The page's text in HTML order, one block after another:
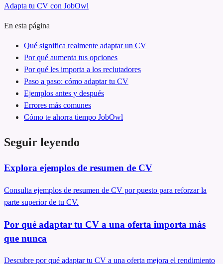
Adapta tu CV con JobOwl
En esta página
Qué significa realmente adaptar un CV
Por qué aumenta tus opciones
Por qué les importa a los reclutadores
Paso a paso: cómo adaptar tu CV
Ejemplos antes y después
Errores más comunes
Cómo te ahorra tiempo JobOwl
Seguir leyendo
Explora ejemplos de resumen de CV
Consulta ejemplos de resumen de CV por puesto para reforzar la
parte superior de tu CV.
Por qué adaptar tu CV a una oferta importa más
que nunca
Descubre por qué adaptar tu CV a una oferta mejora el rendimiento